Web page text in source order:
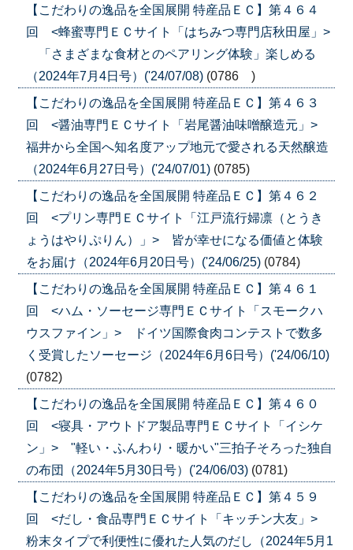
【こだわりの逸品を全国展開 特産品ＥＣ】第４６４
回 <蜂蜜専門ＥＣサイト「はちみつ専門店秋田屋」>
「さまざまな食材とのペアリング体験」楽しめる
（2024年7月4日号）('24/07/08) (0786 )
【こだわりの逸品を全国展開 特産品ＥＣ】第４６３
回 <醤油専門ＥＣサイト「岩尾醤油味噌醸造元」>
福井から全国へ知名度アップ地元で愛される天然醸造
（2024年6月27日号）('24/07/01) (0785)
【こだわりの逸品を全国展開 特産品ＥＣ】第４６２
回 <プリン専門ＥＣサイト「江戸流行婦凛（とうき
ょうはやりぷりん）」> 皆が幸せになる価値と体験
をお届け（2024年6月20日号）('24/06/25) (0784)
【こだわりの逸品を全国展開 特産品ＥＣ】第４６１
回 <ハム・ソーセージ専門ＥＣサイト「スモークハ
ウスファイン」> ドイツ国際食肉コンテストで数多
く受賞したソーセージ（2024年6月6日号）('24/06/10)
(0782)
【こだわりの逸品を全国展開 特産品ＥＣ】第４６０
回 <寝具・アウトドア製品専門ＥＣサイト「イシケ
ン」> "軽い・ふんわり・暖かい"三拍子そろった独自
の布団（2024年5月30日号）('24/06/03) (0781)
【こだわりの逸品を全国展開 特産品ＥＣ】第４５９
回 <だし・食品専門ＥＣサイト「キッチン大友」>
粉末タイプで利便性に優れた人気のだし（2024年5月1